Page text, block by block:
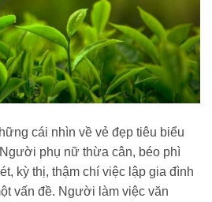
cái nhìn về vẻ đẹp tiêu biểu
phụ nữ thừa cân, béo phì
kỳ thị, thậm chí việc lập gia đình
vấn đề. Người làm việc văn